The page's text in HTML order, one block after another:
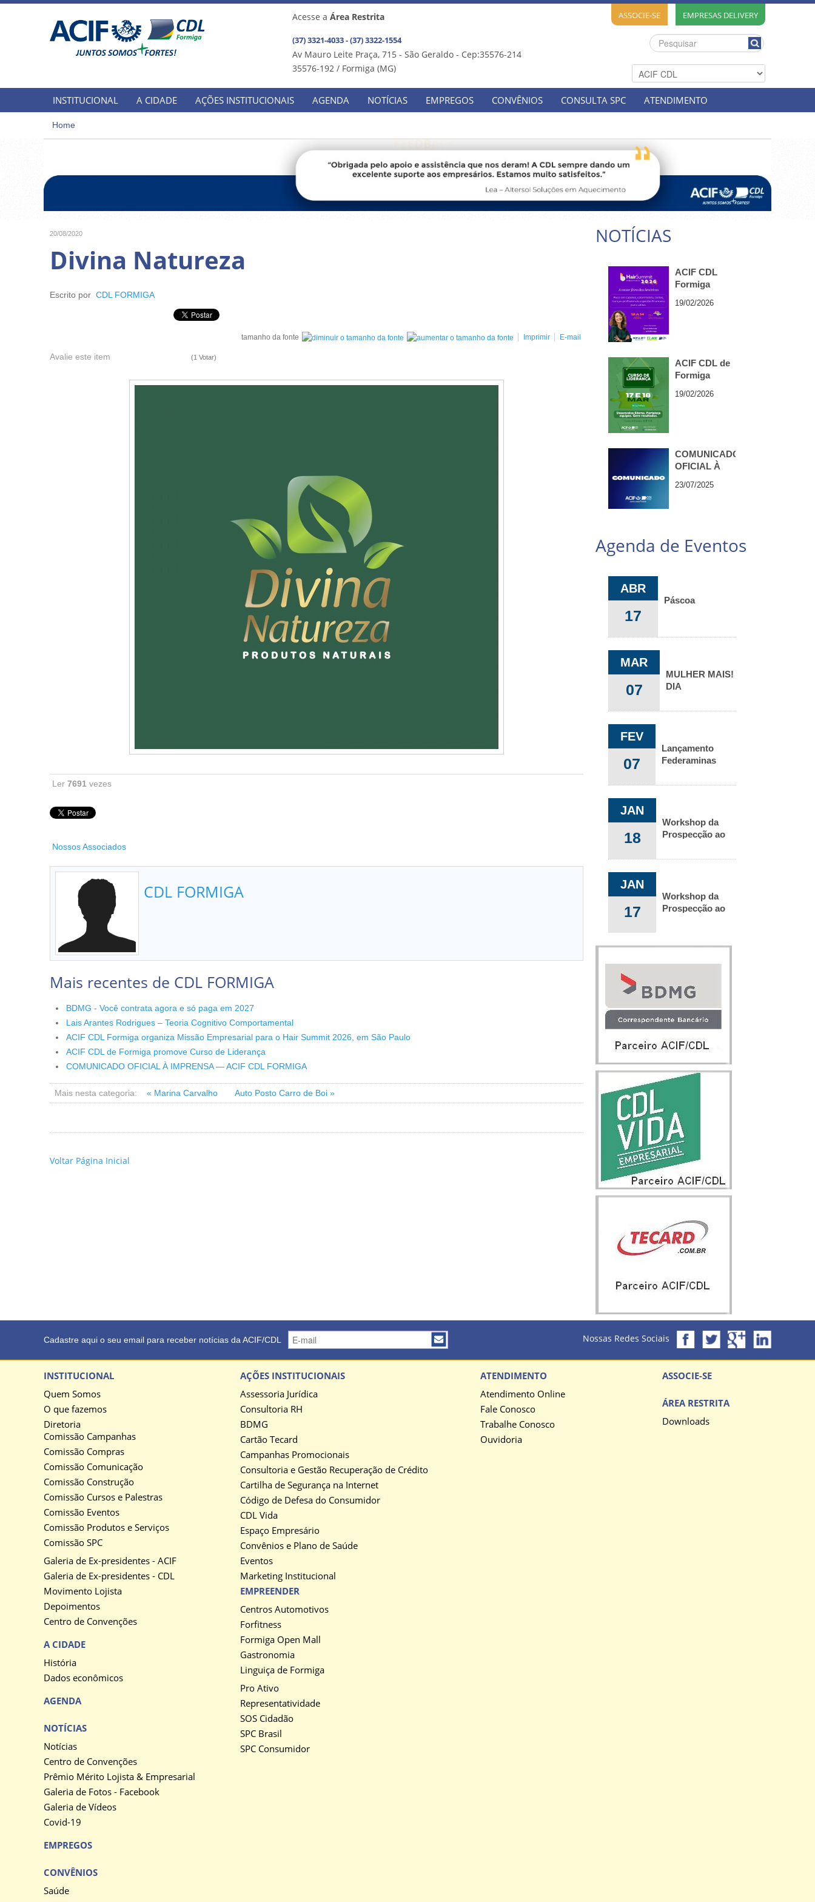
Acesse a Área Restrita
(37) 3321-4033 - (37) 3322-1554
Av Mauro Leite Praça, 715 - São Geraldo - Cep:35576-214
35576-192 / Formiga (MG)
ASSOCIE-SE EMPRESAS DELIVERY
INSTITUCIONAL A CIDADE AÇÕES INSTITUCIONAIS AGENDA NOTÍCIAS EMPREGOS CONVÊNIOS CONSULTA SPC ATENDIMENTO
Home
20/08/2020
Divina Natureza
Escrito por CDL FORMIGA
tamanho da fonte Imprimir E-mail
Avalie este item (1 Votar)
Ler 7691 vezes
Nossos Associados
CDL FORMIGA
Mais recentes de CDL FORMIGA
BDMG - Você contrata agora e só paga em 2027
Lais Arantes Rodrigues – Teoria Cognitivo Comportamental
ACIF CDL Formiga organiza Missão Empresarial para o Hair Summit 2026, em São Paulo
ACIF CDL de Formiga promove Curso de Liderança
COMUNICADO OFICIAL À IMPRENSA — ACIF CDL FORMIGA
Mais nesta categoria: « Marina Carvalho Auto Posto Carro de Boi »
Voltar Página Inicial
NOTÍCIAS
ACIF CDL
Formiga
Missão
19/02/2026
ACIF CDL de
Formiga
Curso de
19/02/2026
COMUNICADO
OFICIAL À
ACIF CDL
23/07/2025
Agenda de Eventos
ABR
17
Páscoa
MAR
07
MULHER MAIS!
DIA
DA MULHER
FEV
07
Lançamento
Federaminas
JAN
18
Workshop da
Prospecção ao
JAN
17
Workshop da
Prospecção ao
Cadastre aqui o seu email para receber notícias da ACIF/CDL Nossas Redes Sociais
INSTITUCIONAL
Quem Somos
O que fazemos
Diretoria
Comissão Campanhas
Comissão Compras
Comissão Comunicação
Comissão Construção
Comissão Cursos e Palestras
Comissão Eventos
Comissão Produtos e Serviços
Comissão SPC
Galeria de Ex-presidentes - ACIF
Galeria de Ex-presidentes - CDL
Movimento Lojista
Depoimentos
Centro de Convenções
A CIDADE
História
Dados econômicos
AÇÕES INSTITUCIONAIS
Assessoria Jurídica
Consultoria RH
BDMG
Cartão Tecard
Campanhas Promocionais
Consultoria e Gestão Recuperação de Crédito
Cartilha de Segurança na Internet
Código de Defesa do Consumidor
CDL Vida
Espaço Empresário
Convênios e Plano de Saúde
Eventos
Marketing Institucional
EMPREENDER
Centros Automotivos
Forfitness
Formiga Open Mall
Gastronomia
Linguiça de Formiga
Pro Ativo
Representatividade
SOS Cidadão
SPC Brasil
SPC Consumidor
AGENDA
NOTÍCIAS
Notícias
Centro de Convenções
Prêmio Mérito Lojista & Empresarial
Galeria de Fotos - Facebook
Galeria de Vídeos
Covid-19
EMPREGOS
CONVÊNIOS
Saúde
ATENDIMENTO
Atendimento Online
Fale Conosco
Trabalhe Conosco
Ouvidoria
ASSOCIE-SE
ÁREA RESTRITA
Downloads